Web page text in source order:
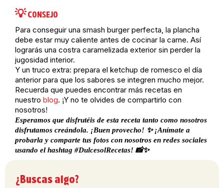
💡 CONSEJO
Para conseguir una smash burger perfecta, la plancha
debe estar muy caliente antes de cocinar la carne. Así
lograrás una costra caramelizada exterior sin perder la
jugosidad interior.
Y un truco extra: prepara el ketchup de romesco el día
anterior para que los sabores se integren mucho mejor.
Recuerda que puedes encontrar más recetas en
nuestro blog. ¡Y no te olvides de compartirlo con
nosotros!
Esperamos que disfrutéis de esta receta tanto como nosotros
disfrutamos creándola. ¡Buen provecho! ✨ ¡Anímate a
probarla y comparte tus fotos con nosotros en redes sociales
usando el hashtag #DulcesolRecetas! 📸✨
¿Buscas algo?